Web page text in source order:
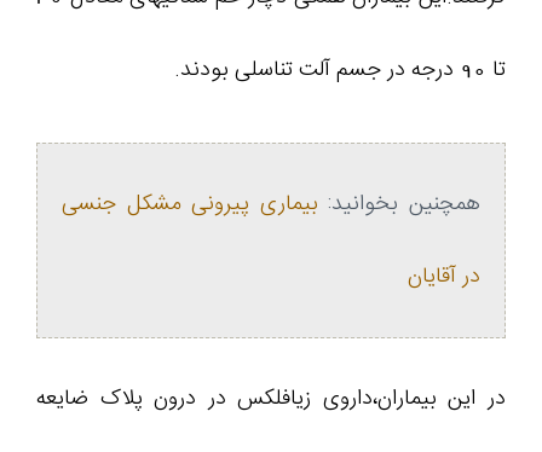
تا 90 درجه در جسم آلت تناسلی بودند.
همچنین بخوانید: بیماری پیرونی مشکل جنسی
در آقایان
در این بیماران،داروی زیافلکس در درون پلاک ضایعه